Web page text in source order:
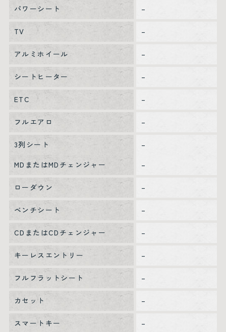
パワーシート –
TV –
アルミホイール –
シートヒーター –
ETC –
フルエアロ –
3列シート
–
MDまたはMDチェンジャー
–
ローダウン –
ベンチシート –
CDまたはCDチェンジャー –
キーレスエントリー –
フルフラットシート –
カセット –
スマートキー –